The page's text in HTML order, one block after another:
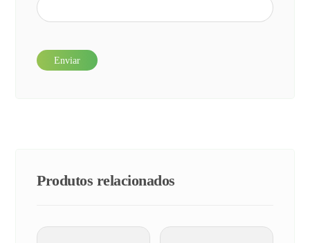
Produtos relacionados